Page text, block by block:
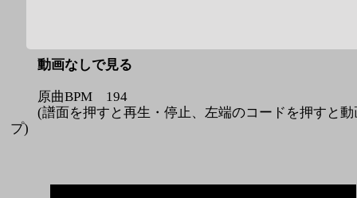
動画なしで見る
原曲BPM 194
(譜面を押すと再生・停止、左端のコードを押すと動
プ)